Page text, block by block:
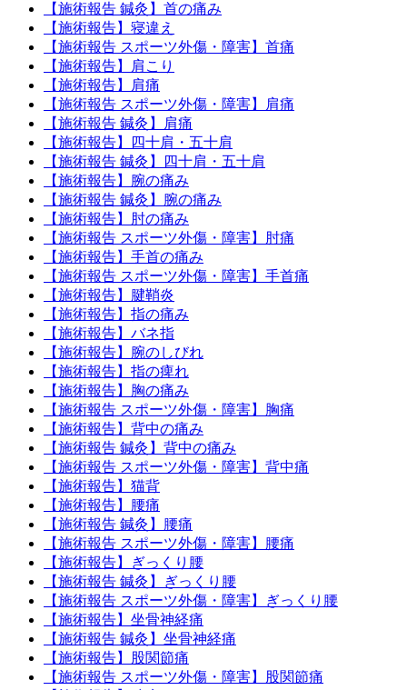
【施術報告 鍼灸】首の痛み
【施術報告】寝違え
【施術報告 スポーツ外傷・障害】首痛
【施術報告】肩こり
【施術報告】肩痛
【施術報告 スポーツ外傷・障害】肩痛
【施術報告 鍼灸】肩痛
【施術報告】四十肩・五十肩
【施術報告 鍼灸】四十肩・五十肩
【施術報告】腕の痛み
【施術報告 鍼灸】腕の痛み
【施術報告】肘の痛み
【施術報告 スポーツ外傷・障害】肘痛
【施術報告】手首の痛み
【施術報告 スポーツ外傷・障害】手首痛
【施術報告】腱鞘炎
【施術報告】指の痛み
【施術報告】バネ指
【施術報告】腕のしびれ
【施術報告】指の痺れ
【施術報告】胸の痛み
【施術報告 スポーツ外傷・障害】胸痛
【施術報告】背中の痛み
【施術報告 鍼灸】背中の痛み
【施術報告 スポーツ外傷・障害】背中痛
【施術報告】猫背
【施術報告】腰痛
【施術報告 鍼灸】腰痛
【施術報告 スポーツ外傷・障害】腰痛
【施術報告】ぎっくり腰
【施術報告 鍼灸】ぎっくり腰
【施術報告 スポーツ外傷・障害】ぎっくり腰
【施術報告】坐骨神経痛
【施術報告 鍼灸】坐骨神経痛
【施術報告】股関節痛
【施術報告 スポーツ外傷・障害】股関節痛